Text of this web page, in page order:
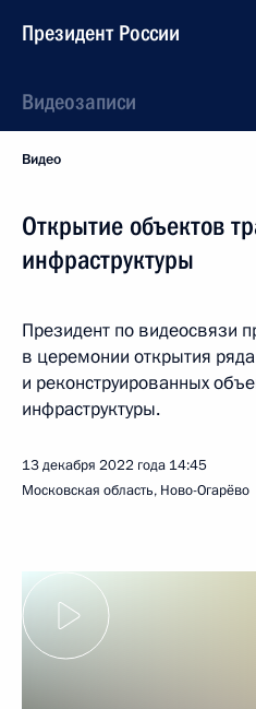
Президент России
Видеозаписи
Видео
Открытие объектов
инфраструктуры
Президент по видеосвязи
в церемонии открытия
и реконструированных
инфраструктуры.
13 декабря 2022 года 14:45
Московская область, Ново-Огарёво